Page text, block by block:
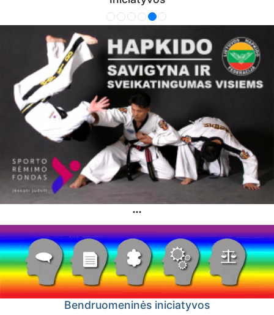
Bendruomeninės iniciatyvos